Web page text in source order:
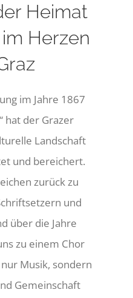
Heimat
Herzen
im Jahre 1867
hat der Grazer
Landschaft
und bereichert.
zurück zu
und
über die Jahre
zu einem Chor
Musik, sondern
Gemeinschaft